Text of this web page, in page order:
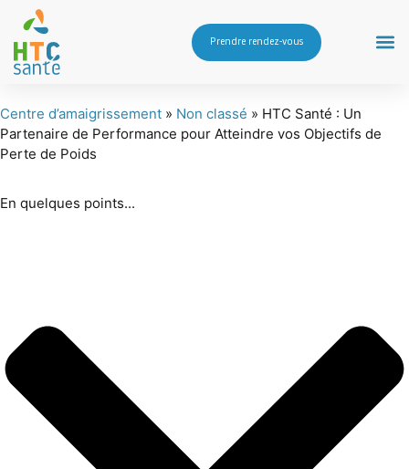
Prendre rendez-vous
Centre d’amaigrissement » Non classé » HTC Santé : Un
Partenaire de Performance pour Atteindre vos Objectifs de
Perte de Poids
En quelques points...